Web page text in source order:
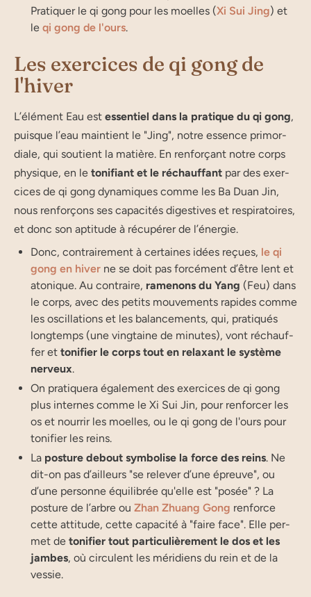
Pratiquer le qi gong pour les moelles (Xi Sui Jing) et
le qi gong de l'ours.
Les exercices de qi gong de
l'hiver
L’élé­ment Eau est essen­tiel dans la pra­tique du qi gong,
puisque l’eau main­tient le "Jing", notre essence pri­mor­
diale, qui sou­tient la matière. En ren­for­çant notre corps
phy­sique, en le toni­fiant et le réchauf­fant par des exer­
cices de qi gong dyna­miques comme les Ba Duan Jin,
nous ren­for­çons ses capa­ci­tés diges­tives et res­pi­ra­toires,
et donc son apti­tude à récu­pé­rer de l’énergie.
Donc, contrai­re­ment à cer­taines idées reçues, le qi
gong en hiver ne se doit pas for­cé­ment d’être lent et
ato­nique. Au contraire, rame­nons du Yang (Feu) dans
le corps, avec des petits mou­ve­ments rapides comme
les oscil­la­tions et les balan­ce­ments, qui, pra­ti­qués
long­temps (une ving­taine de minutes), vont réchauf­
fer et toni­fier le corps tout en relaxant le sys­tème
nerveux.
On pra­ti­que­ra éga­le­ment des exer­cices de qi gong
plus internes comme le Xi Sui Jin, pour ren­for­cer les
os et nour­rir les moelles, ou le qi gong de l'ours pour
tonifier les reins.
La pos­ture debout sym­bo­lise la force des reins. Ne
dit-on pas d’ailleurs "se rele­ver d’une épreuve", ou
d’une per­sonne équi­li­brée qu'elle est "posée" ? La
pos­ture de l’arbre ou Zhan Zhuang Gong ren­force
cette atti­tude, cette capa­ci­té à "faire face". Elle per­
met de toni­fier tout par­ti­cu­liè­re­ment le dos et les
jambes, où cir­culent les méri­diens du rein et de la
vessie.